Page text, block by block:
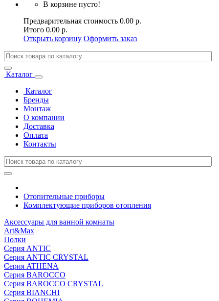
В корзине пусто!
Предварительная стоимость 0.00 р.
Итого 0.00 р.
Открыть корзину Оформить заказ
Каталог
Каталог
Бренды
Монтаж
О компании
Доставка
Оплата
Контакты
Отопительные приборы
Комплектующие приборов отопления
Аксессуары для ванной комнаты
Art&Max
Полки
Серия ANTIC
Серия ANTIC CRYSTAL
Серия ATHENA
Серия BAROCCO
Серия BAROCCO CRYSTAL
Серия BIANCHI